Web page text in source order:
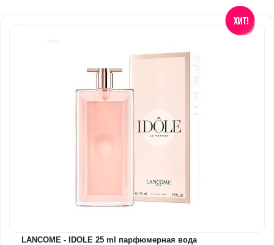
LANCOME - IDOLE 25 ml парфюмерная вода